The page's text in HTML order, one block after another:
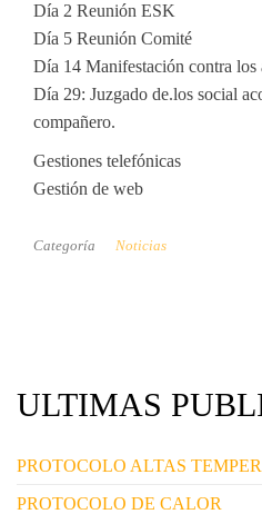
Día 2 Reunión ESK
Día 5 Reunión Comité
Día 14 Manifestación contra los
Día 29: Juzgado de.los social
compañero.
Gestiones telefónicas
Gestión de web
Categoría Noticias
ULTIMAS
PROTOCOLO ALTAS
PROTOCOLO DE CALOR